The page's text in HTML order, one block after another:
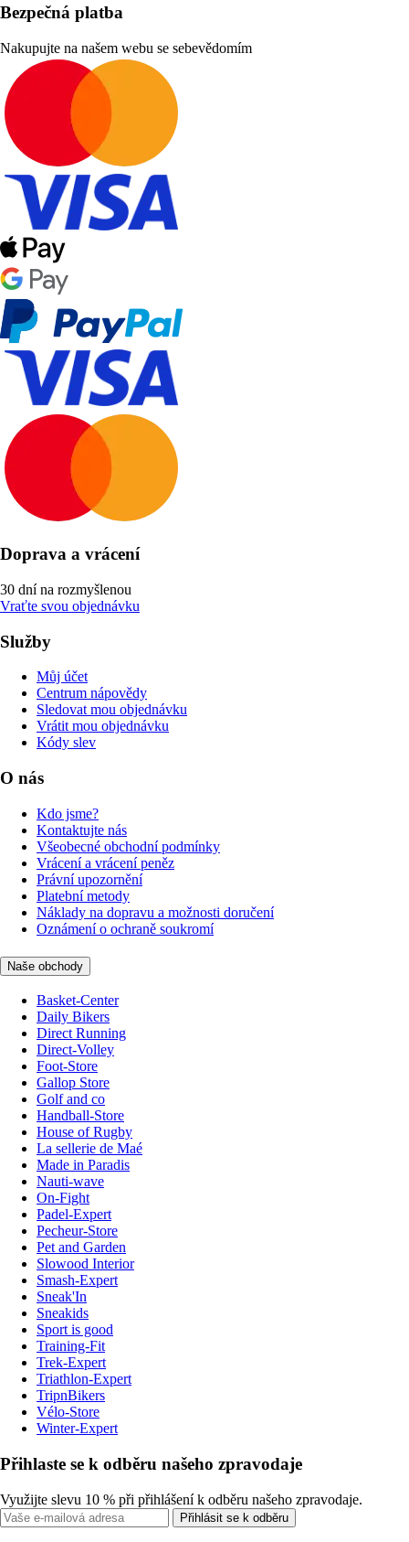
Bezpečná platba
Nakupujte na našem webu se sebevědomím
Doprava a vrácení
30 dní na rozmyšlenou
Vraťte svou objednávku
Služby
Můj účet
Centrum nápovědy
Sledovat mou objednávku
Vrátit mou objednávku
Kódy slev
O nás
Kdo jsme?
Kontaktujte nás
Všeobecné obchodní podmínky
Vrácení a vrácení peněz
Právní upozornění
Platební metody
Náklady na dopravu a možnosti doručení
Oznámení o ochraně soukromí
Naše obchody
Basket-Center
Daily Bikers
Direct Running
Direct-Volley
Foot-Store
Gallop Store
Golf and co
Handball-Store
House of Rugby
La sellerie de Maé
Made in Paradis
Nauti-wave
On-Fight
Padel-Expert
Pecheur-Store
Pet and Garden
Slowood Interior
Smash-Expert
Sneak'In
Sneakids
Sport is good
Training-Fit
Trek-Expert
Triathlon-Expert
TripnBikers
Vélo-Store
Winter-Expert
Přihlaste se k odběru našeho zpravodaje
Využijte slevu 10 % při přihlášení k odběru našeho zpravodaje.
Přihlásit se k odběru